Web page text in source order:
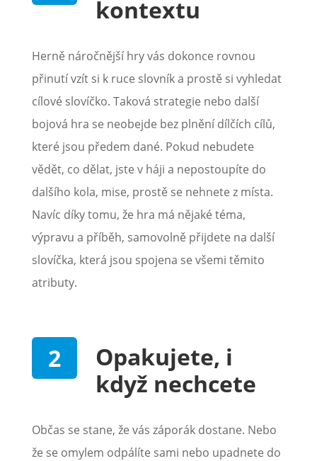
kontextu
Herně náročnější hry vás dokonce rovnou
přinutí vzít si k ruce slovník a prostě si vyhledat
cílové slovíčko. Taková strategie nebo další
bojová hra se neobejde bez plnění dílčích cílů,
které jsou předem dané. Pokud nebudete
vědět, co dělat, jste v háji a nepostoupíte do
dalšího kola, mise, prostě se nehnete z místa.
Navíc díky tomu, že hra má nějaké téma,
výpravu a příběh, samovolně přijdete na další
slovíčka, která jsou spojena se všemi těmito
atributy.
Opakujete, i
když nechcete
Občas se stane, že vás záporák dostane. Nebo
že se omylem odpálíte sami nebo upadnete do